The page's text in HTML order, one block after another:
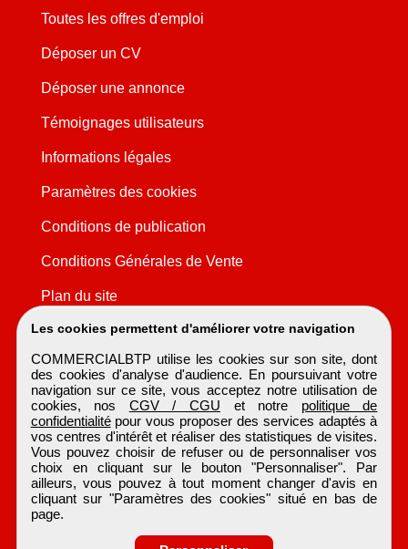
Les cookies permettent d'améliorer votre navigation
COMMERCIALBTP utilise les cookies sur son site, dont
des cookies d'analyse d'audience. En poursuivant votre
navigation sur ce site, vous acceptez notre utilisation de
cookies, nos CGV / CGU et notre politique de
confidentialitépour vous proposer des services adaptés à
vos centres d'intérêt et réaliser des statistiques de visites.
Vous pouvez choisir de refuser ou de personnaliser vos
choix en cliquant sur le bouton "Personnaliser". Par
ailleurs, vous pouvez à tout moment changer d'avis en
cliquant sur "Paramètres des cookies" situé en bas de
page.
Toutes les offres d'emploi
Déposer un CV
Déposer une annonce
Témoignages utilisateurs
Informations légales
Paramètres des cookies
Conditions de publication
Conditions Générales de Vente
Plan du site